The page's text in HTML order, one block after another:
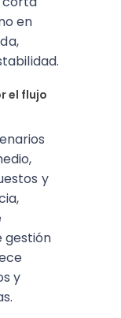
en
el flujo
y
gestión
y